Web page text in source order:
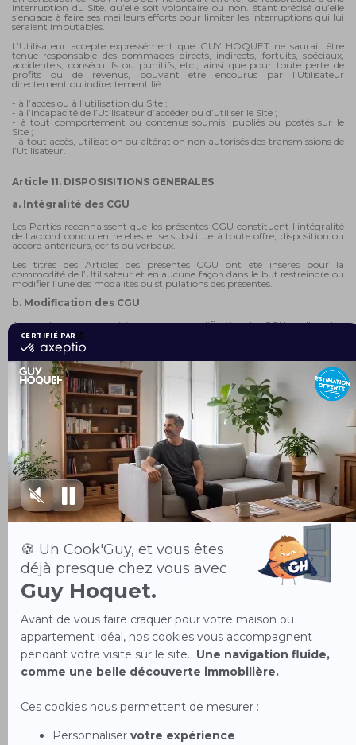
interruption du Site, qu’elle soit volontaire ou non, étant précisé qu’elle
s’engage à faire ses meilleurs efforts pour limiter les interruptions qui lui
seraient imputables.
L’Utilisateur accepte expressément que GUY HOQUET ne saurait être
tenue responsable des dommages directs, indirects, fortuits, spéciaux,
accidentels, consécutifs ou punitifs, etc., ainsi que pour toute perte de
profits ou de revenus, pouvant être encourus par l’Utilisateur
directement ou indirectement lié :
- à l’accès ou à l’utilisation du Site ;
- à l’incapacité de l’Utilisateur d’accéder ou d’utiliser le Site ;
- à tout comportement ou contenus soumis, publiés ou postés sur le
Site ;
- à tout accès, utilisation ou altération non autorisés des transmissions de
l’Utilisateur.
Article 11. DISPOSISITIONS GENERALES
a. Intégralité des CGU
Les Parties reconnaissent que les présentes CGU constituent l'intégralité
de l'accord conclu entre elles et se substitue à toute offre, disposition ou
accord antérieurs, écrits ou verbaux.
Les titres des Articles des présentes CGU ont été insérés pour la
commodité de l’Utilisateur et en aucune façon dans le but restreindre ou
modifier l’une des modalités ou stipulations des présentes.
b. Modification des CGU
Aucun document postérieur, aucune modification des CGU quelle qu'en
soit la forme ne produira d'effet entre les Parties sans prendre la forme
d'un avenant dûment daté et signé par elles.
c. Nullité
Si l'une quelconque des stipulations des CGU s'avérait nulle au regard
d'une règle de droit en vigueur ou d'une décision judiciaire devenue
définitive, elle serait alors réputée non écrite, sans pour autant entraîner
la nullité des CGU, ni altérer la validité de ses autres dispositions.
d. Droit applicable et différends
Les CGU sont conclues en français et intégralement régies par la loi
française.
En cas de litige relatif au Site, l’Utilisateur devra s’adresser en priorité à
GUY HOQUET, afin de trouver une solution amiable, par courriel à
l’adresse accueilweb@guy-hoquet.com
Les Parties ont le droit de recourir à une médiation conventionnelle ou à
tout mode alternatif de règlement des conflits en cas de litige. La saisie du
médiateur est à la charge de GUY HOQUET. Les Parties sont libres de
refuser la solution proposée par le médiateur. Le médiateur de GUY
HOQUET est l’Association MEDIMMOCONSO (1 Allée du Parc de
Mesemena - Bât A - CS 25222 - 44505 LA BAULE CEDEX,
https://medimmoconso.fr/adresser-une-reclamation/
La saisine du médiateur ne peut intervenir qu’après que l’Utilisateur ait
En outre, la Commission Européenne a mis en place une plateforme de
Règlement en Ligne des Litiges, facilitant le règlement indépendant par
voie extrajudiciaire des litiges en ligne entre consommateurs et
professionnels de l’Union européenne. Cette plateforme est accessible au
https://webgate.ec.europa.eu/odr/
Le Tribunal compétent en cas de litige sera celui du lieu de domicile du